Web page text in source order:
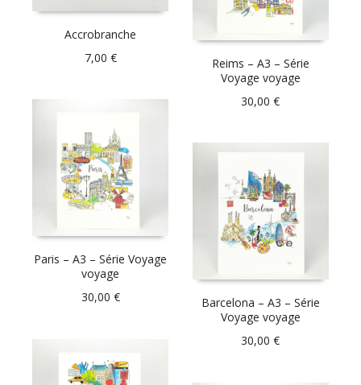
Accrobranche
7,00 €
Reims – A3 – Série
Voyage voyage
30,00€
Paris – A3 – Série Voyage
voyage
30,00 €
Barcelona – A3 – Série
Voyage voyage
30,00€